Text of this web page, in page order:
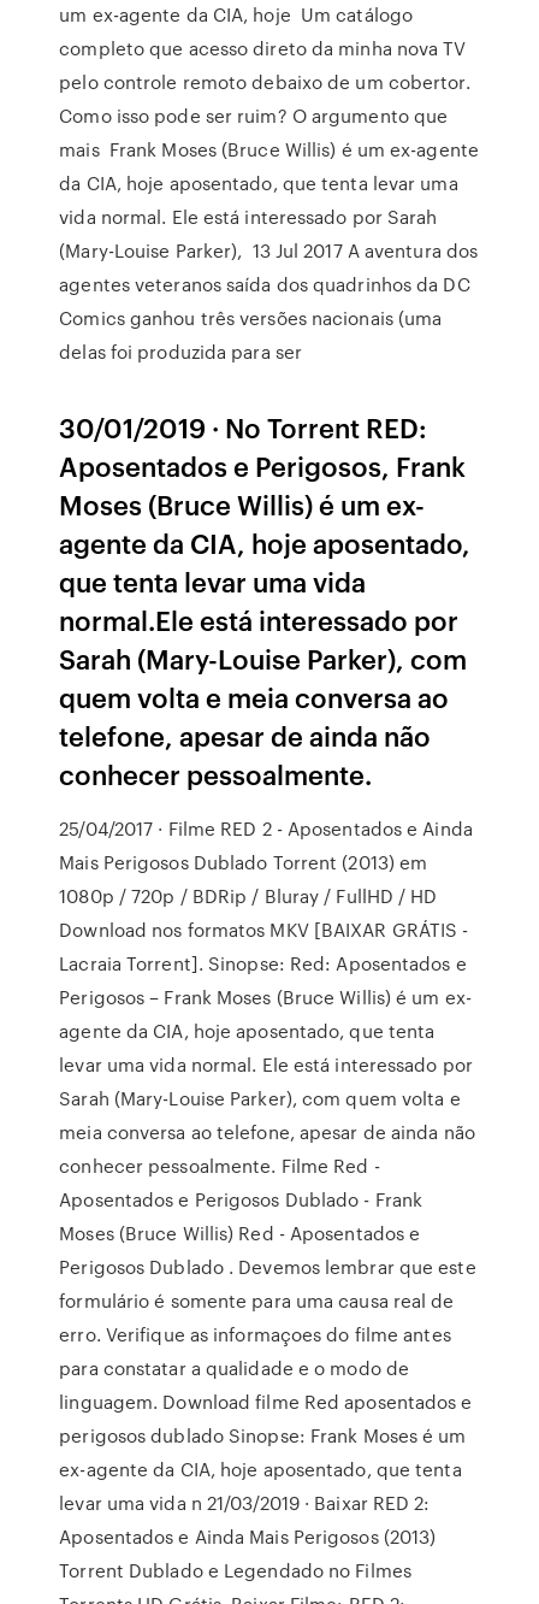
um ex-agente da CIA, hoje Um catálogo
completo que acesso direto da minha nova TV
pelo controle remoto debaixo de um cobertor.
Como isso pode ser ruim? O argumento que
mais Frank Moses (Bruce Willis) é um ex-agente
da CIA, hoje aposentado, que tenta levar uma
vida normal. Ele está interessado por Sarah
(Mary-Louise Parker), 13 Jul 2017 A aventura dos
agentes veteranos saída dos quadrinhos da DC
Comics ganhou três versões nacionais (uma
delas foi produzida para ser
30/01/2019 · No Torrent RED:
Aposentados e Perigosos, Frank
Moses (Bruce Willis) é um ex-
agente da CIA, hoje aposentado,
que tenta levar uma vida
normal.Ele está interessado por
Sarah (Mary-Louise Parker), com
quem volta e meia conversa ao
telefone, apesar de ainda não
conhecer pessoalmente.
25/04/2017 · Filme RED 2 - Aposentados e Ainda
Mais Perigosos Dublado Torrent (2013) em
1080p / 720p / BDRip / Bluray / FullHD / HD
Download nos formatos MKV [BAIXAR GRÁTIS -
Lacraia Torrent]. Sinopse: Red: Aposentados e
Perigosos – Frank Moses (Bruce Willis) é um ex-
agente da CIA, hoje aposentado, que tenta
levar uma vida normal. Ele está interessado por
Sarah (Mary-Louise Parker), com quem volta e
meia conversa ao telefone, apesar de ainda não
conhecer pessoalmente. Filme Red -
Aposentados e Perigosos Dublado - Frank
Moses (Bruce Willis) Red - Aposentados e
Perigosos Dublado . Devemos lembrar que este
formulário é somente para uma causa real de
erro. Verifique as informaçoes do filme antes
para constatar a qualidade e o modo de
linguagem. Download filme Red aposentados e
perigosos dublado Sinopse: Frank Moses é um
ex-agente da CIA, hoje aposentado, que tenta
levar uma vida n 21/03/2019 · Baixar RED 2:
Aposentados e Ainda Mais Perigosos (2013)
Torrent Dublado e Legendado no Filmes